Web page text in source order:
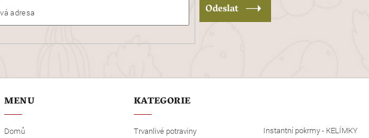
Odeslat
MENU
Domů
KATEGORIE
Trvanlivé potraviny
Instantní pokrmy - KELÍMKY